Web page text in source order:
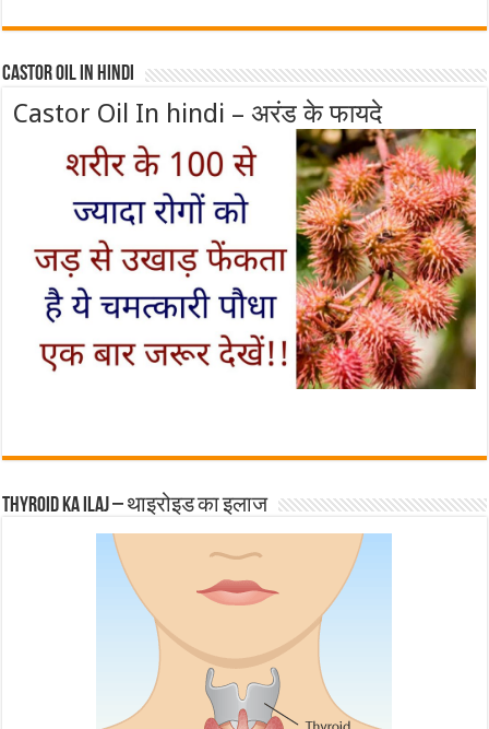
Castor Oil In Hindi
Castor Oil In hindi – अरंड के फायदे
Thyroid ka ilaj – थाइरोइड का इलाज